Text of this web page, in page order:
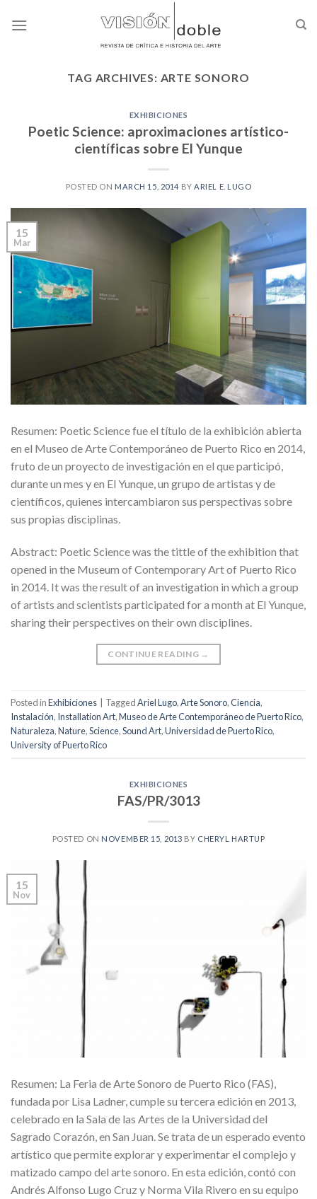
TAG ARCHIVES: ARTE SONORO
EXHIBICIONES
Poetic Science: aproximaciones artístico-
científicas sobre El Yunque
POSTED ON MARCH 15, 2014 BY ARIEL E. LUGO
15
Mar
Resumen: Poetic Science fue el título de la exhibición abierta
en el Museo de Arte Contemporáneo de Puerto Rico en 2014,
fruto de un proyecto de investigación en el que participó,
durante un mes y en El Yunque, un grupo de artistas y de
científicos, quienes intercambiaron sus perspectivas sobre
sus propias disciplinas.
Abstract: Poetic Science was the tittle of the exhibition that
opened in the Museum of Contemporary Art of Puerto Rico
in 2014. It was the result of an investigation in which a group
of artists and scientists participated for a month at El Yunque,
sharing their perspectives on their own disciplines.
CONTINUE READING →
Posted inExhibiciones TaggedAriel Lugo,Arte Sonoro,Ciencia,
Instalación, Installation Art,Museo de Arte Contemporáneo de Puerto Rico,
Naturaleza,Nature,Science,Sound Art,Universidad de Puerto Rico,
University of Puerto Rico
EXHIBICIONES
FAS/PR/3013
POSTED ON NOVEMBER 15, 2013 BY CHERYL HARTUP
15
Nov
Resumen: La Feria de Arte Sonoro de Puerto Rico (FAS),
fundada por Lisa Ladner, cumple su tercera edición en 2013,
celebrado en la Sala de las Artes de la Universidad del
Sagrado Corazón, en San Juan. Se trata de un esperado evento
artístico que permite explorar y experimentar el complejo y
matizado campo del arte sonoro. En esta edición, contó con
Andrés Alfonso Lugo Cruz y Norma Vila Rivero en su equipo